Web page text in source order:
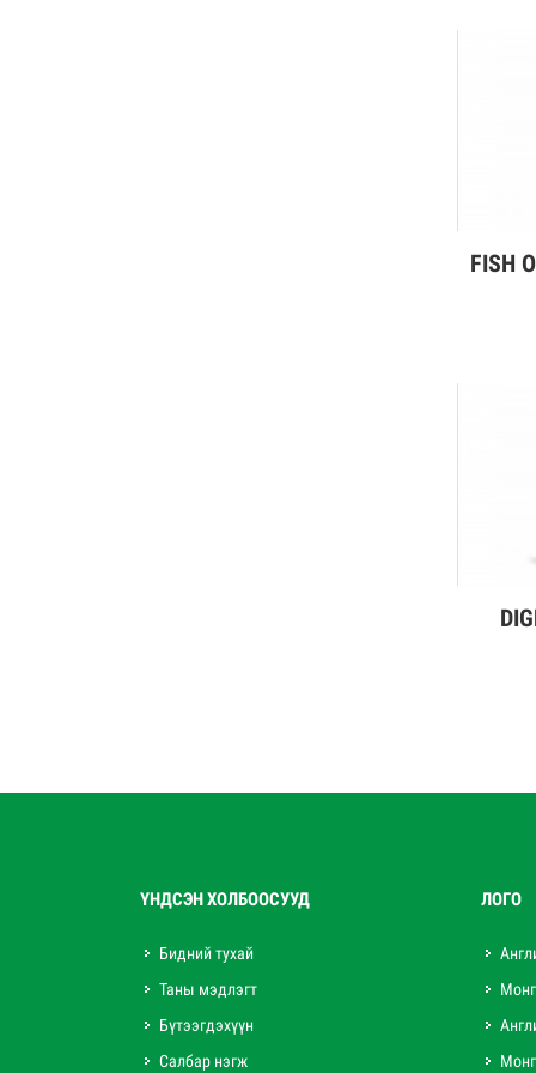
FISH
ҮНДСЭН ХОЛБООСУУД
Бидний тухай
Таны мэдлэгт
Бүтээгдэхүүн
Салбар нэгж
ЛОГО